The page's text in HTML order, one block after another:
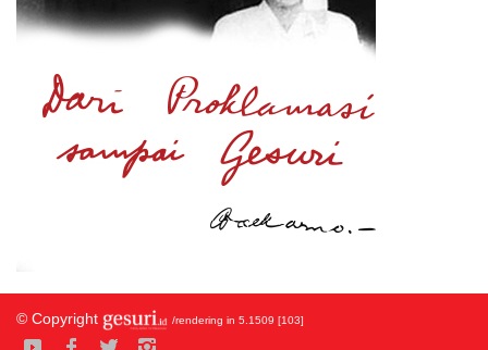
© Copyright /rendering in 5.1509 [103]